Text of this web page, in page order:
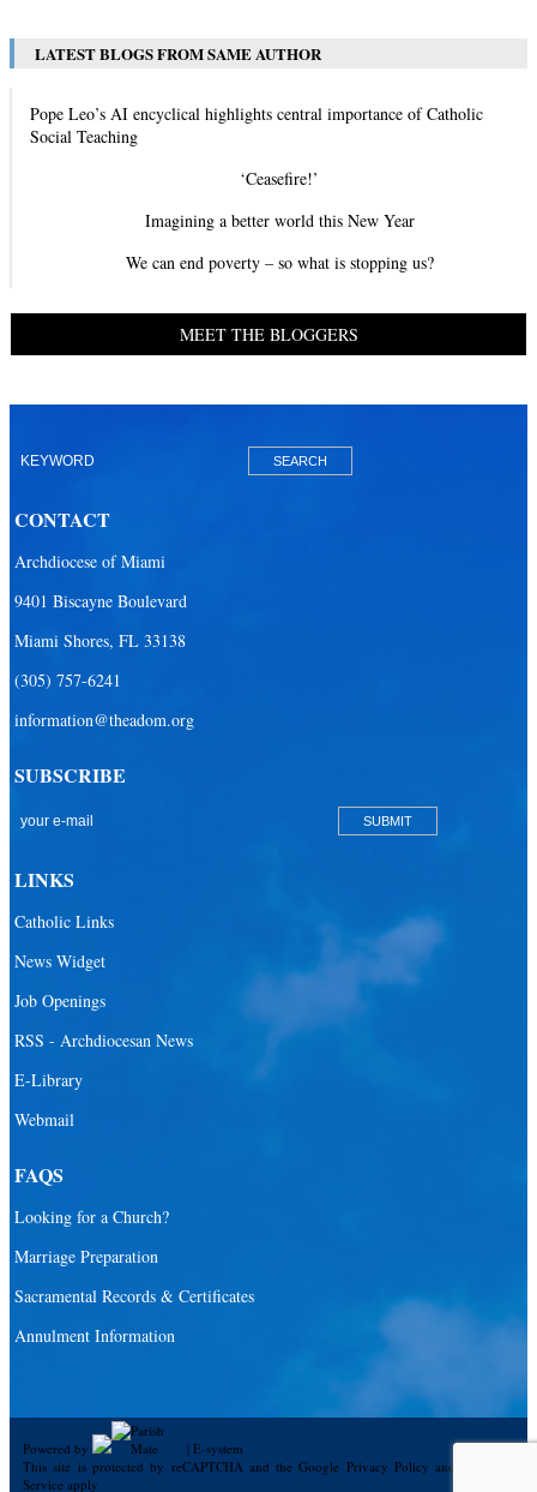
LATEST BLOGS FROM SAME AUTHOR
Pope Leo’s AI encyclical highlights central importance of Catholic
Social Teaching
‘Ceasefire!’
Imagining a better world this New Year
We can end poverty – so what is stopping us?
MEET THE BLOGGERS
CONTACT
Archdiocese of Miami
9401 Biscayne Boulevard
Miami Shores, FL 33138
(305) 757-6241
information@theadom.org
SUBSCRIBE
LINKS
Catholic Links
News Widget
Job Openings
RSS - Archdiocesan News
E-Library
Webmail
FAQS
Looking for a Church?
Marriage Preparation
Sacramental Records & Certificates
Annulment Information
Powered by | E-system
This site is protected by reCAPTCHA and the Google Privacy Policy and
Service apply